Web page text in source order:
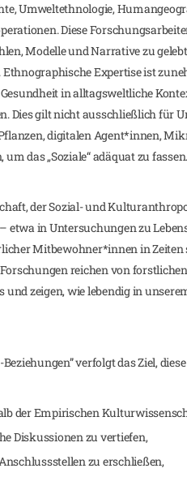
Umweltethnologie,
Diese
Modelle und Narrative zu
Expertise ist
in alltagsweltliche
Dies gilt nicht ausschließlich für
digitalen Agent*innen,
das „Soziale“ adäquat zu fassen.
der Sozial- und
etwa in Untersuchungen zu
Mitbewohner*innen in
Forschungen reichen von
zeigen, wie lebendig in
verfolgt das Ziel,
der Empirischen
Diskussionen zu vertiefen,
zu erschließen,